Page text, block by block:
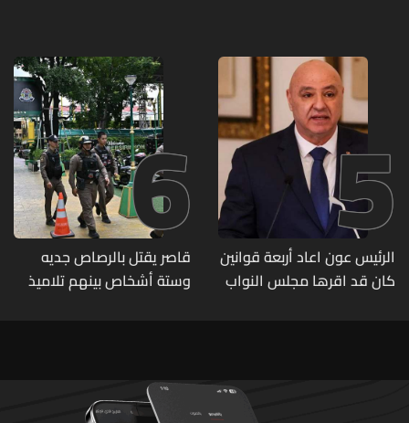
وقع ضحيّة أعماله؟
5
الرئيس عون اعاد أربعة قوانين
كان قد اقرها مجلس النواب
6
قاصر يقتل بالرصاص جديه
وستة أشخاص بينهم تلاميذ